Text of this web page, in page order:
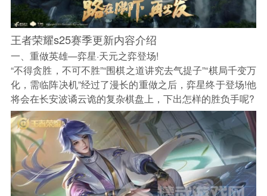
王者荣耀s25赛季更新内容介绍
一、重做英雄—弈星·天元之弈登场!
“不得贪胜，不可不胜”“围棋之道讲究去气提子”“棋局千变万
化，需临阵决机”经过了漫长的重做之后，弈星终于登场!他
将会在长安波谲云诡的复杂棋盘上，下出怎样的胜负手呢?